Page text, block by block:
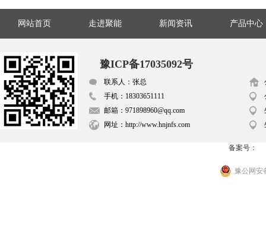
网站首页 走进聚能 新闻资讯 产品中心
豫ICP备17035092号
联系人：张总
手机：18303651111
邮箱：971898960@qq.com
网址：http://www.hnjnfs.com
备案号：
豫公网安